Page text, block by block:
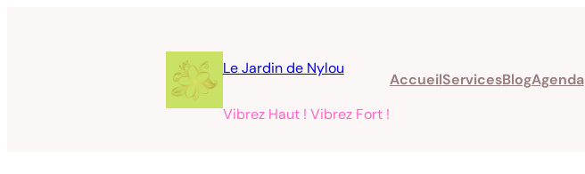
Le Jardin de Nylou
Vibrez Haut ! Vibrez Fort !
AccueilServicesBlogAgenda